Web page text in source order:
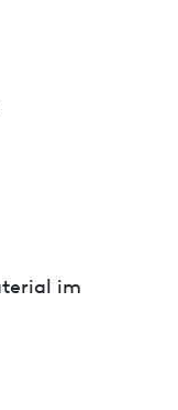
im